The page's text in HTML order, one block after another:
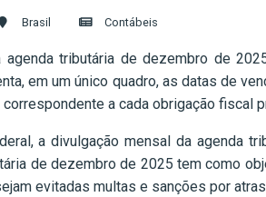
Brasil Contábeis
agenda tributária de dezembro de
em um único quadro, as datas de
a cada obrigação fiscal
a divulgação mensal da agenda
de dezembro de 2025 tem como
evitadas multas e sanções por